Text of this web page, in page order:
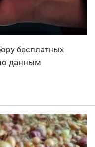
бесплатных
данным